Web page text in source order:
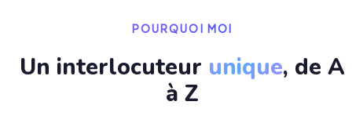
POURQUOI MOI
Un interlocuteur unique, de A
à Z